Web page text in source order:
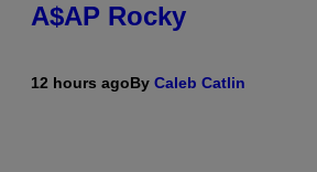
A$AP Rocky
12 hours agoBy Caleb Catlin